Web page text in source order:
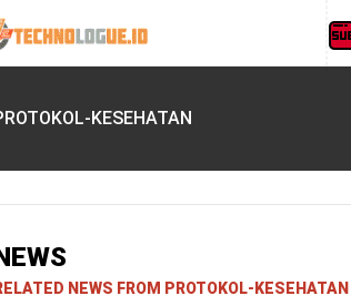
KESEHATAN
NEWS FROM PROTOKOL-KESEHATAN